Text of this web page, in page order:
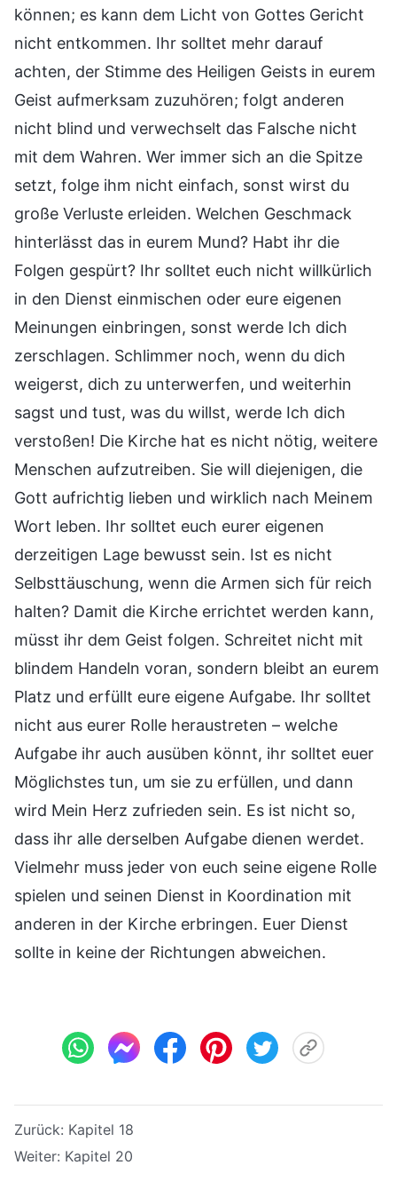
können; es kann dem Licht von Gottes Gericht
nicht entkommen. Ihr solltet mehr darauf
achten, der Stimme des Heiligen Geists in eurem
Geist aufmerksam zuzuhören; folgt anderen
nicht blind und verwechselt das Falsche nicht
mit dem Wahren. Wer immer sich an die Spitze
setzt, folge ihm nicht einfach, sonst wirst du
große Verluste erleiden. Welchen Geschmack
hinterlässt das in eurem Mund? Habt ihr die
Folgen gespürt? Ihr solltet euch nicht willkürlich
in den Dienst einmischen oder eure eigenen
Meinungen einbringen, sonst werde Ich dich
zerschlagen. Schlimmer noch, wenn du dich
weigerst, dich zu unterwerfen, und weiterhin
sagst und tust, was du willst, werde Ich dich
verstoßen! Die Kirche hat es nicht nötig, weitere
Menschen aufzutreiben. Sie will diejenigen, die
Gott aufrichtig lieben und wirklich nach Meinem
Wort leben. Ihr solltet euch eurer eigenen
derzeitigen Lage bewusst sein. Ist es nicht
Selbsttäuschung, wenn die Armen sich für reich
halten? Damit die Kirche errichtet werden kann,
müsst ihr dem Geist folgen. Schreitet nicht mit
blindem Handeln voran, sondern bleibt an eurem
Platz und erfüllt eure eigene Aufgabe. Ihr solltet
nicht aus eurer Rolle heraustreten – welche
Aufgabe ihr auch ausüben könnt, ihr solltet euer
Möglichstes tun, um sie zu erfüllen, und dann
wird Mein Herz zufrieden sein. Es ist nicht so,
dass ihr alle derselben Aufgabe dienen werdet.
Vielmehr muss jeder von euch seine eigene Rolle
spielen und seinen Dienst in Koordination mit
anderen in der Kirche erbringen. Euer Dienst
sollte in keine der Richtungen abweichen.
Zurück: Kapitel 18
Weiter: Kapitel 20